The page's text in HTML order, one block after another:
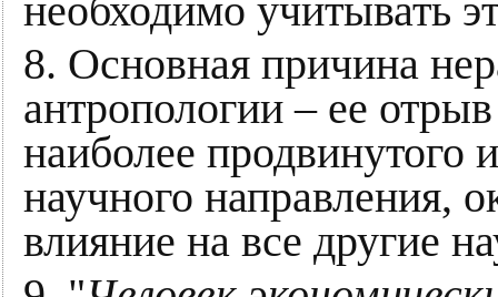
необходимо учитывать
8. Основная причина
антропологии – ее
наиболее продвинутого
научного направления,
влияние на все другие